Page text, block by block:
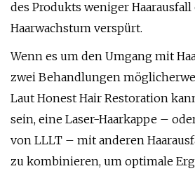
des Produkts weniger
Haarwachstum verspürt.
Wenn es um den Umgang mit
zwei Behandlungen
Laut Honest Hair Restoration
sein, eine Laser-Haarkappe –
von LLLT – mit anderen
zu kombinieren, um optimale